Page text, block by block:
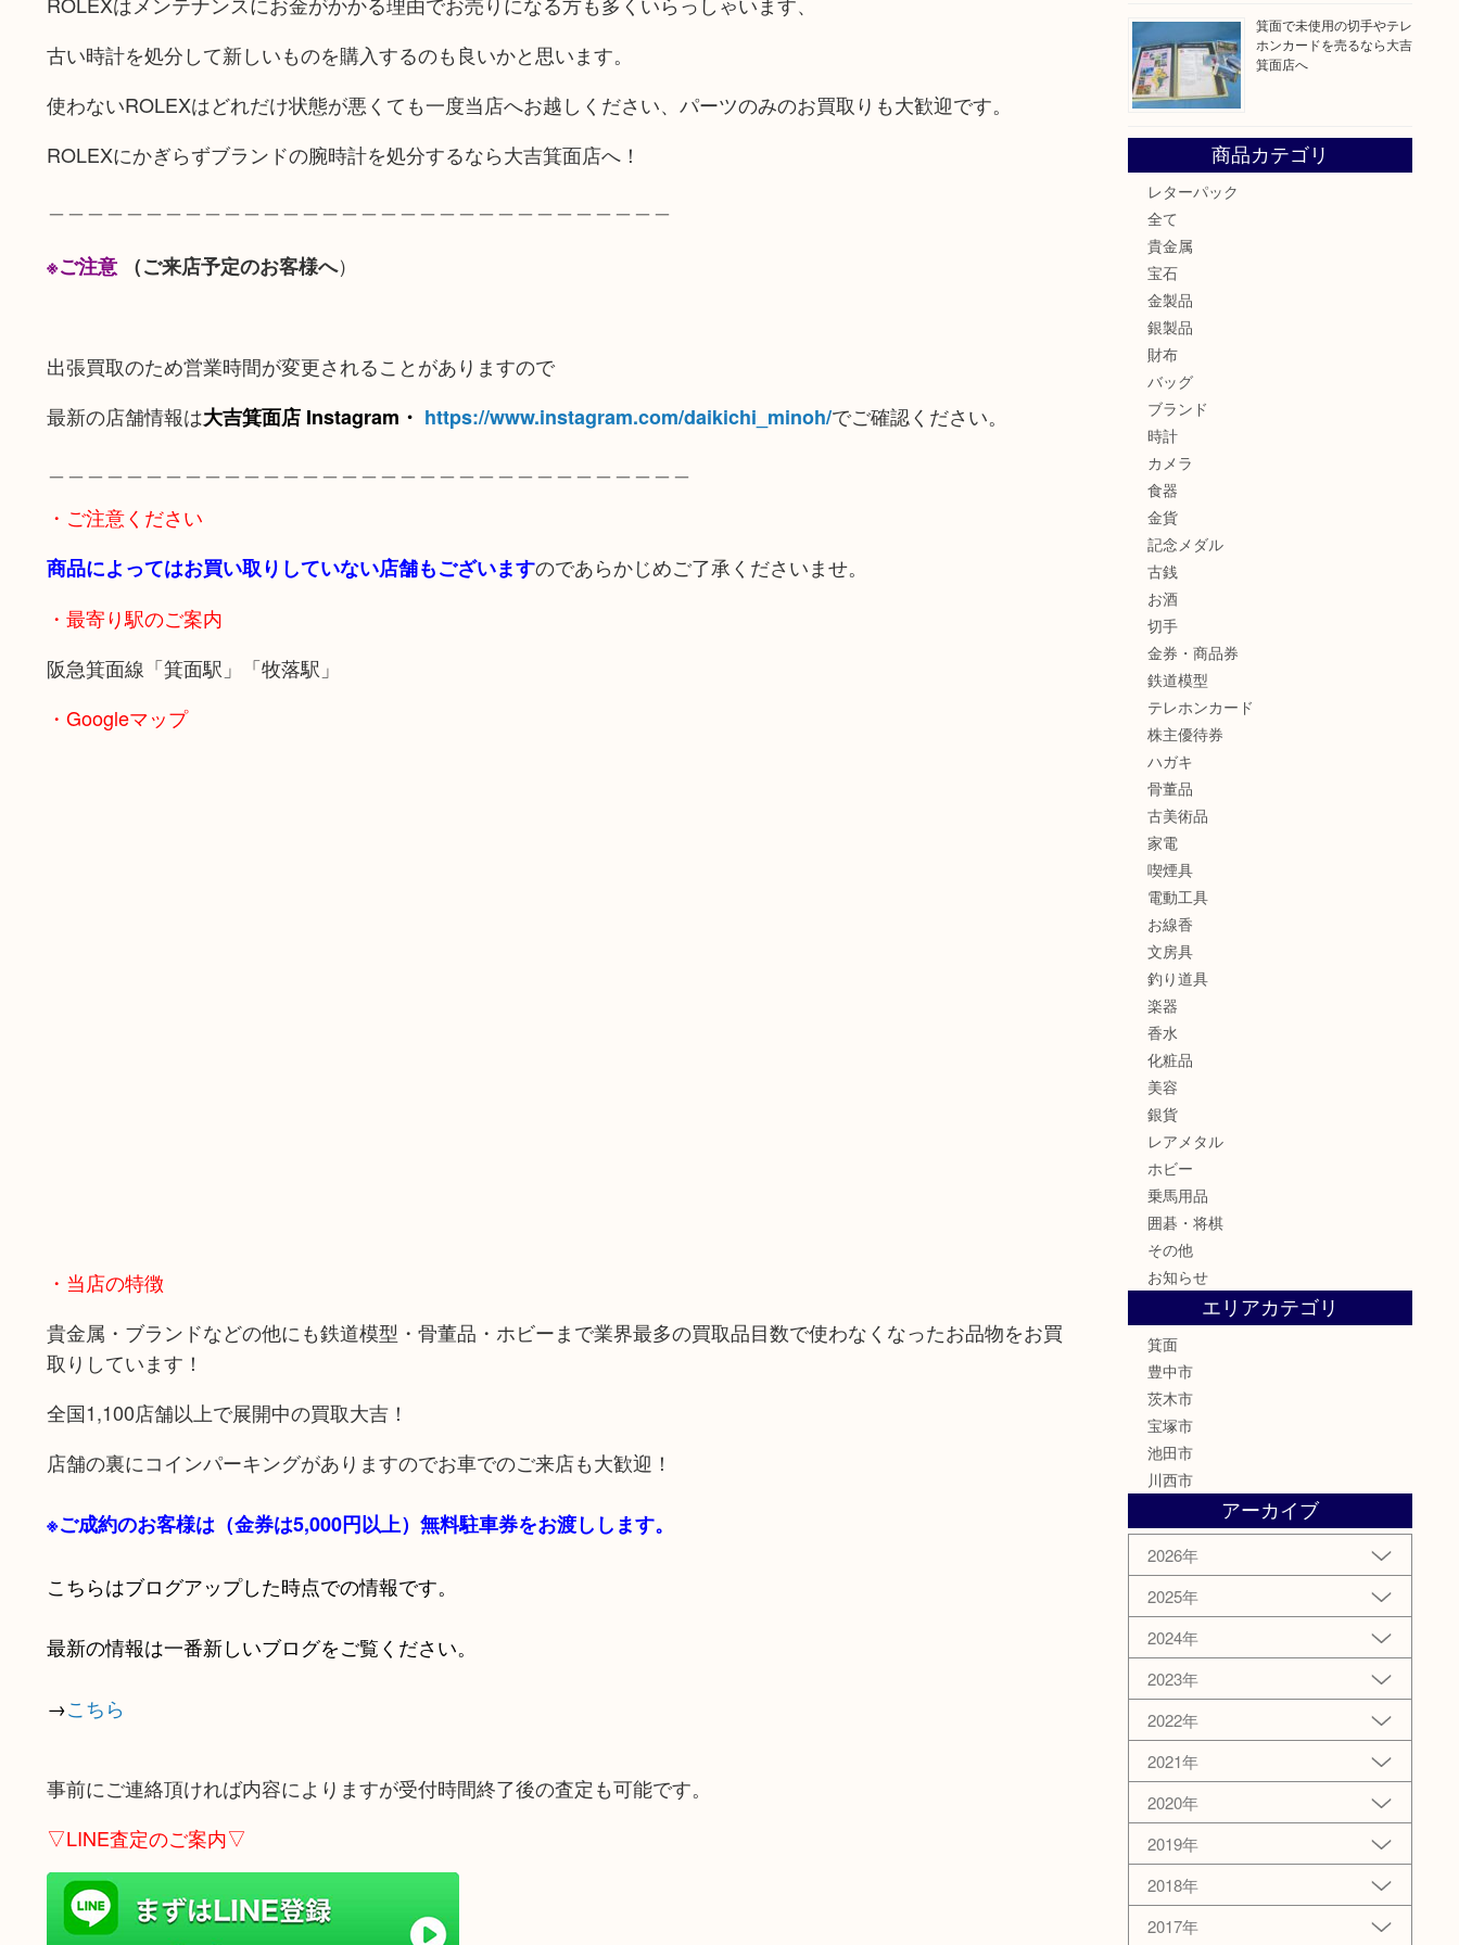
古い時計を処分して新しいものを購入するのも良いかと思います。
使わないROLEXはどれだけ状態が悪くても一度当店へお越しください、パーツのみのお買取りも大歓迎です。
ROLEXにかぎらずブランドの腕時計を処分するなら大吉箕面店へ！
※ご注意（ご来店予定のお客様へ）
出張買取のため営業時間が変更されることがありますので
最新の店舗情報は大吉箕面店 Instagram・ https://www.instagram.com/daikichi_minoh/でご確認ください。
・ご注意ください
商品によってはお買い取りしていない店舗もございますのであらかじめご了承くださいませ。
・最寄り駅のご案内
阪急箕面線「箕面駅」「牧落駅」
・Googleマップ
・当店の特徴
貴金属・ブランドなどの他にも鉄道模型・骨董品・ホビーまで業界最多の買取品目数で使わなくなったお品物をお買
取りしています！
全国1,100店舗以上で展開中の買取大吉！
店舗の裏にコインパーキングがありますのでお車でのご来店も大歓迎！
※ご成約のお客様は（金券は5,000円以上）無料駐車券をお渡しします。
こちらはブログアップした時点での情報です。
最新の情報は一番新しいブログをご覧ください。
→こちら
事前にご連絡頂ければ内容によりますが受付時間終了後の査定も可能です。
▽LINE査定のご案内▽
箕面で未使用の切手やテレ
ホンカードを売るなら大吉
箕面店へ
商品カテゴリ
レターパック
全て
貴金属
宝石
金製品
銀製品
財布
バッグ
ブランド
時計
カメラ
食器
金貨
記念メダル
古銭
お酒
切手
金券・商品券
鉄道模型
テレホンカード
株主優待券
ハガキ
骨董品
古美術品
家電
喫煙具
電動工具
お線香
文房具
釣り道具
楽器
香水
化粧品
美容
銀貨
レアメタル
ホビー
乗馬用品
囲碁・将棋
その他
お知らせ
エリアカテゴリ
箕面
豊中市
茨木市
宝塚市
池田市
川西市
アーカイブ
2026年
2025年
2024年
2023年
2022年
2021年
2020年
2019年
2018年
2017年